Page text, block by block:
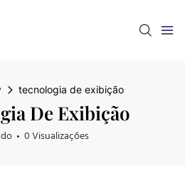
tecnologia de exibição
De Exibição
0 Visualizações